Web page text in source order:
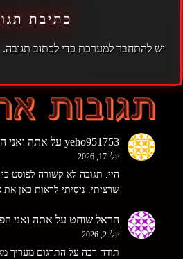
כתיבת
יש להתחבר למערכת כדי לכתוב תגובה.
yeho951753 על אתה ואני
יולי 17, 2026
היי. תגובה לא קשורה לפוסט
שרציתי. ניסיתי לראות כאן את
הראל שוחט על אתה ואני
יולי 2, 2026
תודה רבה על התרגום מעריך